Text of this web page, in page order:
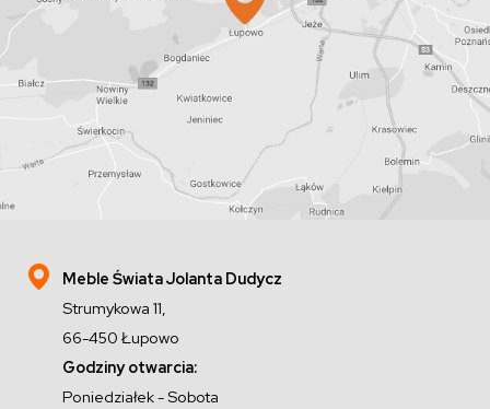
Meble Świata Jolanta Dudycz
Strumykowa 11,
66-450 Łupowo
Godziny otwarcia:
Poniedziałek - Sobota